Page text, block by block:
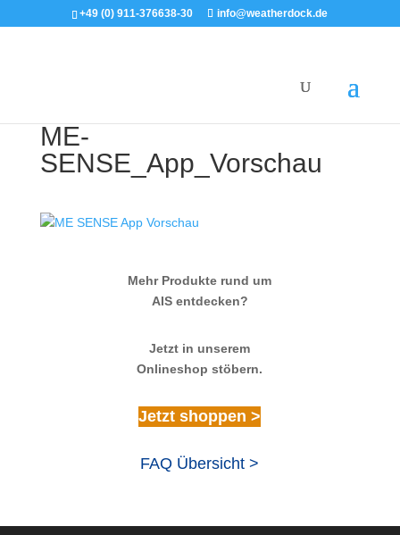
+49 (0) 911-376638-30 info@weatherdock.de
ME-
SENSE_App_Vorschau
Mehr Produkte rund um
AIS entdecken?
Jetzt in unserem
Onlineshop stöbern.
Jetzt shoppen >
FAQ Übersicht >